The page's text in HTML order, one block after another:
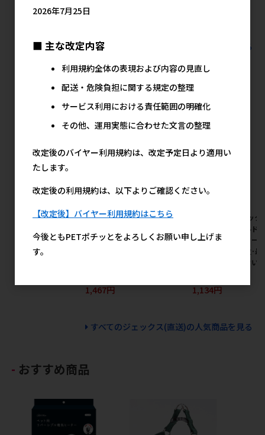
すべての犬猫用品 食器 給水器の人気商品を見る
ジェックス(直送)の人気商品
[ジェックス(直送)]ピュアクリ
※メーカー直送となります｡※
発注単位･最低ご購入金額にご
1,467円
[ジェックス(直送)]ピュアクリ
月 ※メーカー直送となります｡
1,134円
[ジェッ
スタルド
メーカー
注単位･
意下さい
すべてのジェックス(直送)の人気商品を見る
おすすめ商品
2026年7月25日
■ 主な改定内容
利用規約全体の表現および内容の見直し
配送・危険負担に関する規定の整理
サービス利用における責任範囲の明確化
その他、運用実態に合わせた文言の整理
改定後のバイヤー利用規約は、改定予定日より適用い
たします。
改定後の利用規約は、以下よりご確認ください。
【改定後】バイヤー利用規約はこちら
今後ともPETポチッとをよろしくお願い申し上げま
す。